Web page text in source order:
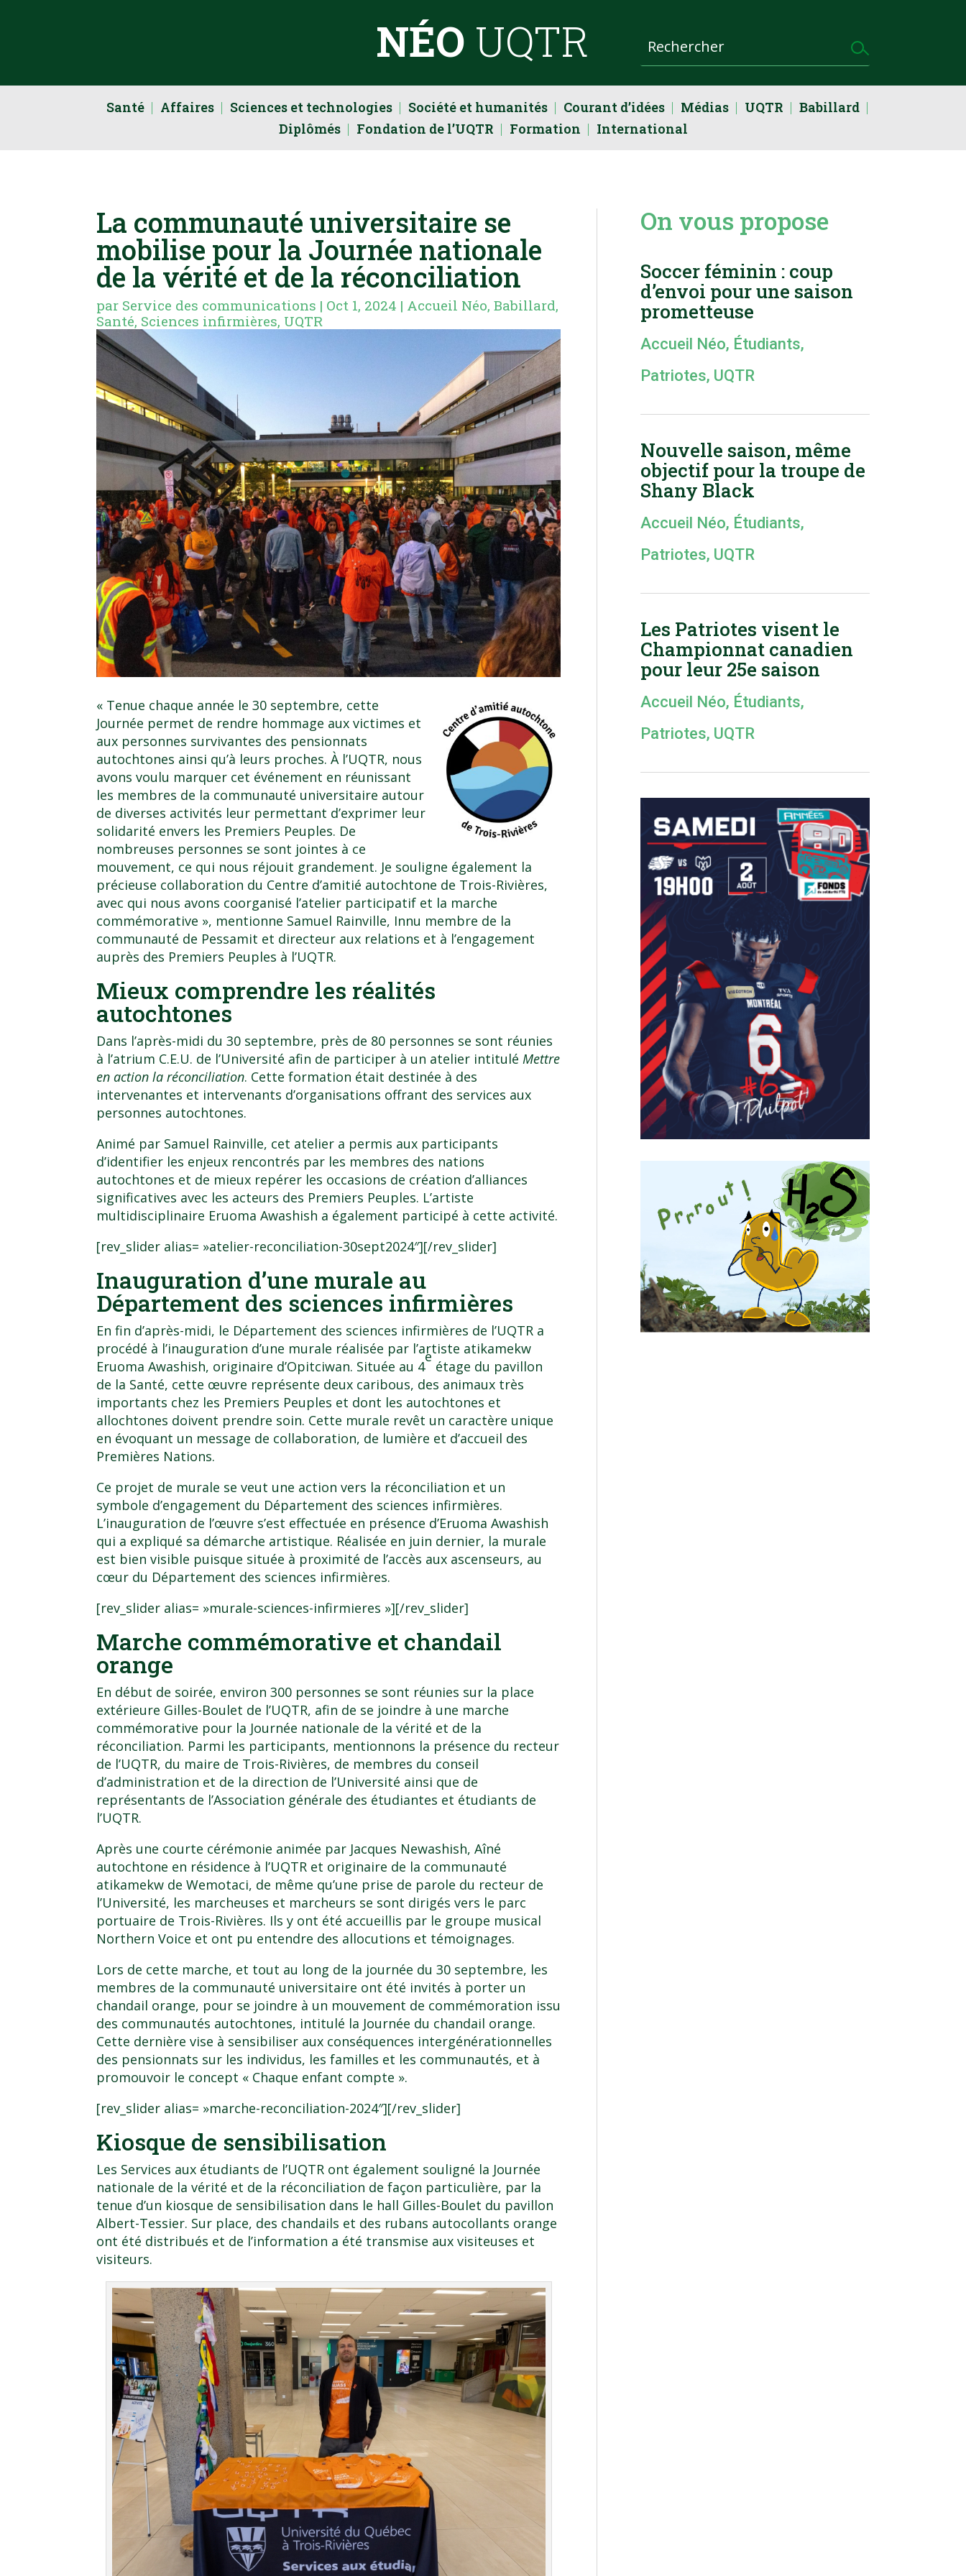
NÉO UQTR
Santé Affaires Sciences et technologies Société et humanités Courant d’idées Médias UQTR
Babillard
Diplômés
Fondation de l’UQTR Formation International
La communauté universitaire se
mobilise pour la Journée nationale
de la vérité et de la réconciliation
par Service des communications | Oct 1, 2024 | Accueil Néo,Babillard,
Santé, Sciences infirmières, UQTR
« Tenue chaque année le 30 septembre, cette
Journée permet de rendre hommage aux victimes et
aux personnes survivantes des pensionnats
autochtones ainsi qu’à leurs proches. À l’UQTR, nous
avons voulu marquer cet événement en réunissant
les membres de la communauté universitaire autour
de diverses activités leur permettant d’exprimer leur
solidarité envers les Premiers Peuples. De
nombreuses personnes se sont jointes à ce
mouvement, ce qui nous réjouit grandement. Je souligne également la
précieuse collaboration du Centre d’amitié autochtone de Trois-Rivières,
avec qui nous avons coorganisé l’atelier participatif et la marche
commémorative », mentionne Samuel Rainville, Innu membre de la
communauté de Pessamit et directeur aux relations et à l’engagement
auprès des Premiers Peuples à l’UQTR.
Mieux comprendre les réalités
autochtones
Dans l’après-midi du 30 septembre, près de 80 personnes se sont réunies
à l’atrium C.E.U. de l’Université afin de participer à un atelier intituléMettre
en action la réconciliation. Cette formation était destinée à des
intervenantes et intervenants d’organisations offrant des services aux
personnes autochtones.
Animé par Samuel Rainville, cet atelier a permis aux participants
d’identifier les enjeux rencontrés par les membres des nations
autochtones et de mieux repérer les occasions de création d’alliances
significatives avec les acteurs des Premiers Peuples. L’artiste
multidisciplinaire Eruoma Awashish a également participé à cette activité.
[rev_slider alias= »atelier-reconciliation-30sept2024″][/rev_slider]
Inauguration d’une murale au
Département des sciences infirmières
En fin d’après-midi, le Département des sciences infirmières de l’UQTR a
procédé à l’inauguration d’une murale réalisée par l’artiste atikamekw
Eruoma Awashish, originaire d’Opitciwan. Située au 4
e
étage du pavillon
de la Santé, cette œuvre représente deux caribous, des animaux très
importants chez les Premiers Peuples et dont les autochtones et
allochtones doivent prendre soin. Cette murale revêt un caractère unique
en évoquant un message de collaboration, de lumière et d’accueil des
Premières Nations.
Ce projet de murale se veut une action vers la réconciliation et un
symbole d’engagement du Département des sciences infirmières.
L’inauguration de l’œuvre s’est effectuée en présence d’Eruoma Awashish
qui a expliqué sa démarche artistique. Réalisée en juin dernier, la murale
est bien visible puisque située à proximité de l’accès aux ascenseurs, au
cœur du Département des sciences infirmières.
[rev_slider alias= »murale-sciences-infirmieres »][/rev_slider]
Marche commémorative et chandail
orange
En début de soirée, environ 300 personnes se sont réunies sur la place
extérieure Gilles-Boulet de l’UQTR, afin de se joindre à une marche
commémorative pour la Journée nationale de la vérité et de la
réconciliation. Parmi les participants, mentionnons la présence du recteur
de l’UQTR, du maire de Trois-Rivières, de membres du conseil
d’administration et de la direction de l’Université ainsi que de
représentants de l’Association générale des étudiantes et étudiants de
l’UQTR.
Après une courte cérémonie animée par Jacques Newashish, Aîné
autochtone en résidence à l’UQTR et originaire de la communauté
atikamekw de Wemotaci, de même qu’une prise de parole du recteur de
l’Université, les marcheuses et marcheurs se sont dirigés vers le parc
portuaire de Trois-Rivières. Ils y ont été accueillis par le groupe musical
Northern Voice et ont pu entendre des allocutions et témoignages.
Lors de cette marche, et tout au long de la journée du 30 septembre, les
membres de la communauté universitaire ont été invités à porter un
chandail orange, pour se joindre à un mouvement de commémoration issu
des communautés autochtones, intitulé la Journée du chandail orange.
Cette dernière vise à sensibiliser aux conséquences intergénérationnelles
des pensionnats sur les individus, les familles et les communautés, et à
promouvoir le concept « Chaque enfant compte ».
[rev_slider alias= »marche-reconciliation-2024″][/rev_slider]
Kiosque de sensibilisation
Les Services aux étudiants de l’UQTR ont également souligné la Journée
nationale de la vérité et de la réconciliation de façon particulière, par la
tenue d’un kiosque de sensibilisation dans le hall Gilles-Boulet du pavillon
Albert-Tessier. Sur place, des chandails et des rubans autocollants orange
ont été distribués et de l’information a été transmise aux visiteuses et
visiteurs.
On vous propose
Soccer féminin : coup
d’envoi pour une saison
prometteuse
Accueil Néo, Étudiants,
Patriotes, UQTR
Nouvelle saison, même
objectif pour la troupe de
Shany Black
Accueil Néo, Étudiants,
Patriotes, UQTR
Les Patriotes visent le
Championnat canadien
pour leur 25e saison
Accueil Néo, Étudiants,
Patriotes, UQTR